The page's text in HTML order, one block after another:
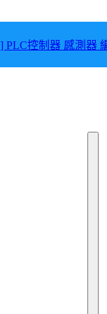
PLC控制器 感測器